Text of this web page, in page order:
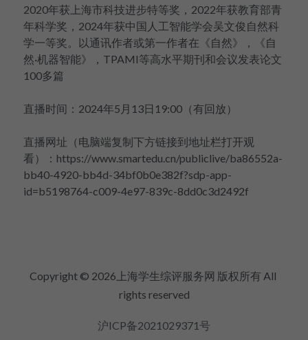
2020年获上海市科技进步特等奖，2022年获教育部青
年科学奖，2024年获中国人工智能学会吴文俊自然科
学一等奖。以通讯作者或第一作者在《自然》，《自
然·机器智能》，TPAMI等高水平期刊和会议发表论文
100多篇
直播时间：2024年5月13日19:00（有回放）
直播网址（电脑端复制下方链接到地址栏打开观
看）：https://www.smartedu.cn/publiclive/ba86552a-
bb40-4920-bb4d-34bf0b0e382f?sdp-app-
id=b5198764-c009-4e97-839c-8dd0c3d2492f
Copyright © 2026上海学生综评服务网 版权所有 All
rights reserved
沪ICP备2021029371号